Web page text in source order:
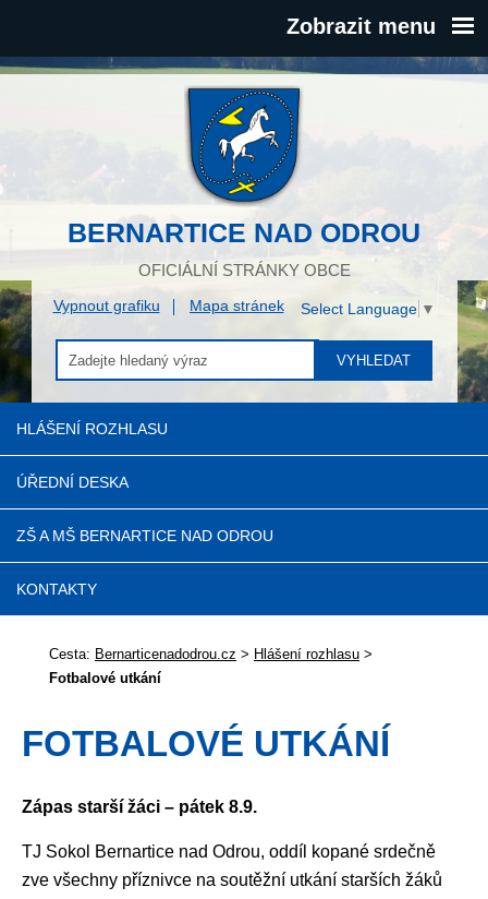
Zobrazit menu
BERNARTICE NAD ODROU
OFICIÁLNÍ STRÁNKY OBCE
Vypnout grafiku Mapa stránek Select Language ▼
VYHLEDAT
HLÁŠENÍ ROZHLASU
ÚŘEDNÍ DESKA
ZŠ A MŠ BERNARTICE NAD ODROU
KONTAKTY
Cesta: Bernarticenadodrou.cz > Hlášení rozhlasu >
Fotbalové utkání
FOTBALOVÉ UTKÁNÍ
Zápas starší žáci – pátek 8.9.
TJ Sokol Bernartice nad Odrou, oddíl kopané srdečně
zve všechny příznivce na soutěžní utkání starších žáků